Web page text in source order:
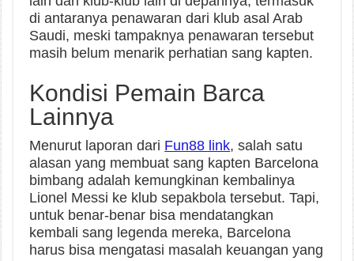
di antaranya penawaran dari klub asal Arab
Saudi, meski tampaknya penawaran tersebut
masih belum menarik perhatian sang kapten.
Kondisi Pemain Barca
Lainnya
Menurut laporan dari Fun88 link, salah satu
alasan yang membuat sang kapten Barcelona
bimbang adalah kemungkinan kembalinya
Lionel Messi ke klub sepakbola tersebut. Tapi,
untuk benar-benar bisa mendatangkan
kembali sang legenda mereka, Barcelona
harus bisa mengatasi masalah keuangan yang